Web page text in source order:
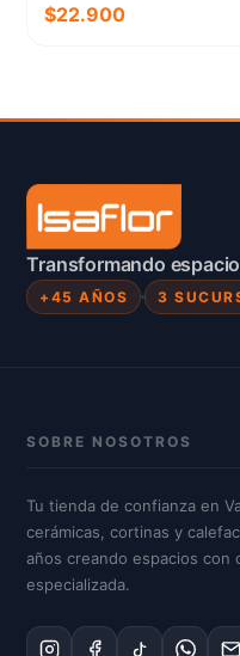
$22.900
Transformando
+45 AÑOS 3
SOBRE NOSOTROS
Tu tienda de confianza en
cerámicas, cortinas y
años creando espacios con
especializada.